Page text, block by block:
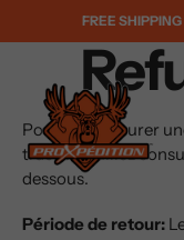
to
FREE
Pour vous assurer
tracas, veuillez
dessous.
Période de retour: